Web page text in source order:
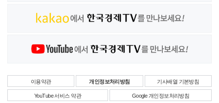
이용약관 개인정보처리방침 기사배열 기본방침
YouTube 서비스 약관 Google 개인정보처리방침